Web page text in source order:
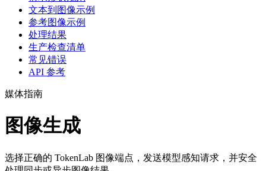
文本到图像示例
参考图像示例
处理结果
生产检查清单
常见错误
API 参考
媒体指南
图像生成
选择正确的 TokenLab 图像端点，发送模型感知请求，并安全